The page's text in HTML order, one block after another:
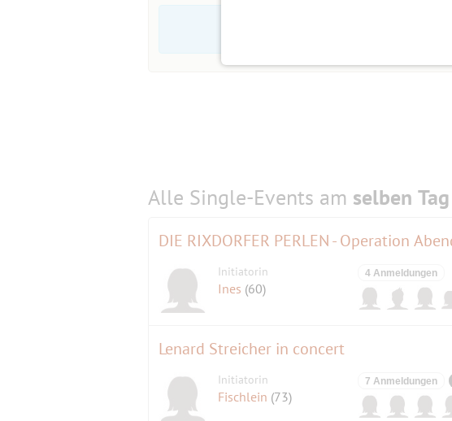
Alle Single-Events am selben Tag
DIE RIXDORFER PERLEN - Operation
Initiatorin
Ines (60)
4 Anmeldungen
Lenard Streicher in concert
Initiatorin
Fischlein (73)
7 Anmeldungen